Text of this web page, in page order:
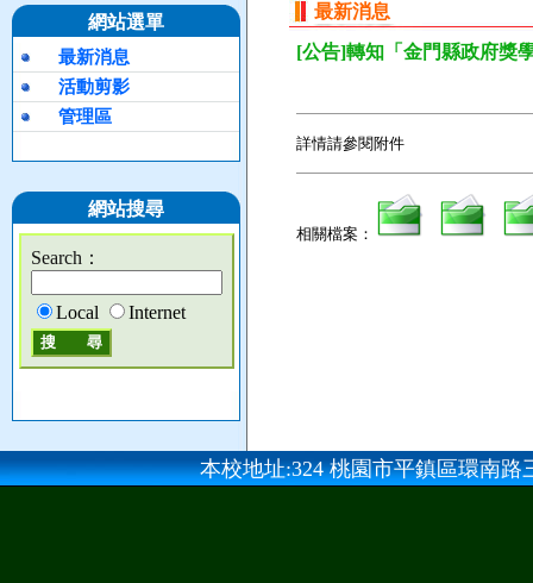
網站選單
最新消息
活動剪影
管理區
網站搜尋
Search：
Local Internet
最新消息
[公告]轉知「金門縣政府獎
詳情請參閱附件
相關檔案：
本校地址:324 桃園市平鎮區環南路